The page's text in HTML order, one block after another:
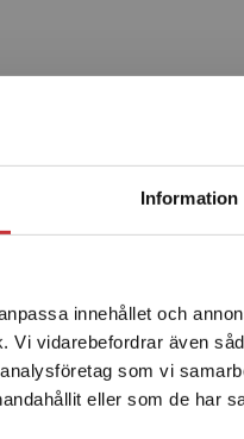
Information
innehållet och
vidarebefordrar även
som vi
eller som de har
Begränsad
som att du besöker
Sverige. Vi erbjuder
För att kunna slutföra ett
vara i Sverige.